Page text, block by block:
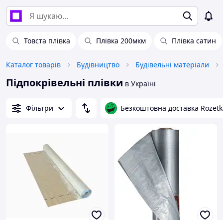
Товста плівка Плівка 200мкм Плівка сатин
Каталог товарів Будівництво Будівельні матеріали
Підпокрівельні плівки в Україні
Фільтри Безкоштовна доставка